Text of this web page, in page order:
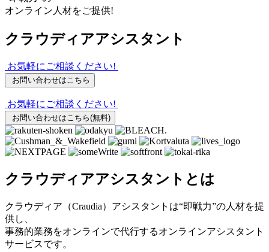
オンライン人材をご提供!
クラウディアアシスタント
お気軽にご相談ください!
お問い合わせはこちら
お気軽にご相談ください!
お問い合わせはこちら(無料)
クラウディアアシスタントとは
クラウディア（Craudia）アシスタントは“即戦力”の人材を提
供し、
事務的業務をオンラインで代行するオンラインアシスタント
サービスです。